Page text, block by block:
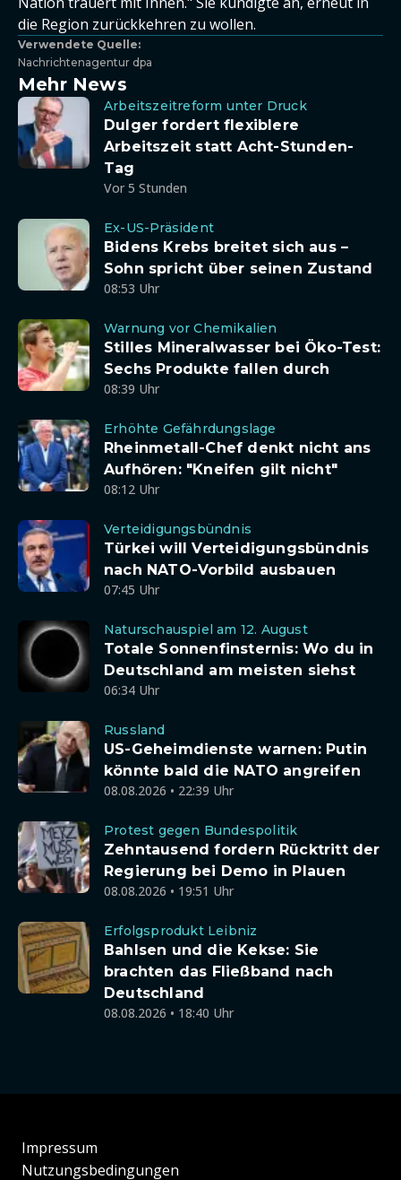
die Region zurückkehren zu wollen.
Verwendete Quelle:
Nachrichtenagentur dpa
Mehr News
Arbeitszeitreform unter Druck
Dulger fordert flexiblere
Arbeitszeit statt Acht-Stunden-
Tag
Vor 5 Stunden
Ex-US-Präsident
Bidens Krebs breitet sich aus –
Sohn spricht über seinen Zustand
08:53 Uhr
Warnung vor Chemikalien
Stilles Mineralwasser bei Öko-Test:
Sechs Produkte fallen durch
08:39 Uhr
Erhöhte Gefährdungslage
Rheinmetall-Chef denkt nicht ans
Aufhören: "Kneifen gilt nicht"
08:12 Uhr
Verteidigungsbündnis
Türkei will Verteidigungsbündnis
nach NATO-Vorbild ausbauen
07:45 Uhr
Naturschauspiel am 12. August
Totale Sonnenfinsternis: Wo du in
Deutschland am meisten siehst
06:34 Uhr
Russland
US-Geheimdienste warnen: Putin
könnte bald die NATO angreifen
08.08.2026 • 22:39 Uhr
Protest gegen Bundespolitik
Zehntausend fordern Rücktritt der
Regierung bei Demo in Plauen
08.08.2026 • 19:51 Uhr
Erfolgsprodukt Leibniz
Bahlsen und die Kekse: Sie
brachten das Fließband nach
Deutschland
08.08.2026 • 18:40 Uhr
Impressum
Nutzungsbedingungen